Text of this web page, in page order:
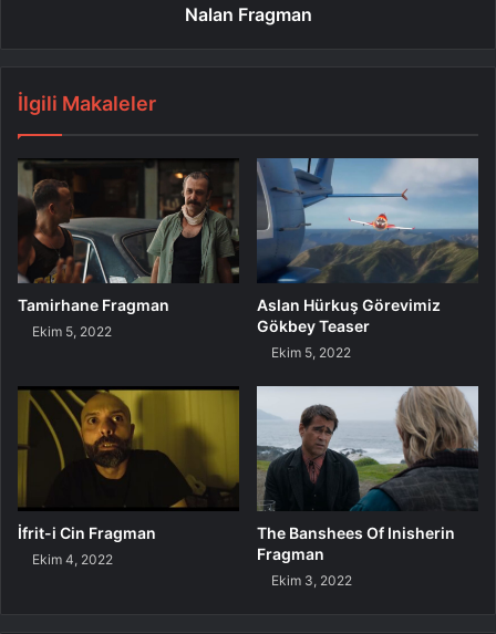
Nalan Fragman
İlgili Makaleler
Tamirhane Fragman
Ekim 5, 2022
Aslan Hürkuş Görevimiz
Gökbey Teaser
Ekim 5, 2022
İfrit-i Cin Fragman
Ekim 4, 2022
The Banshees Of Inisherin
Fragman
Ekim 3, 2022